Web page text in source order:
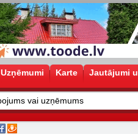
Uzņēmumi Karte Jautājumi